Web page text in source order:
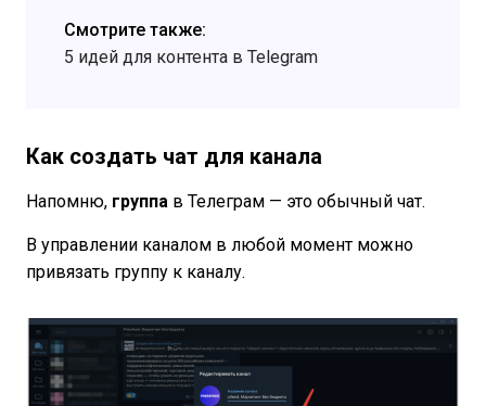
Смотрите также:
5 идей для контента в Telegram
Как создать чат для канала
Напомню, группа в Телеграм — это обычный чат.
В управлении каналом в любой момент можно
привязать группу к каналу.